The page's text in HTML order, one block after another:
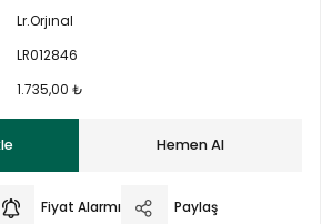
Lr.Orjınal
LR012846
1.735,00 ₺
Hemen Al
Fiyat Alarmı Paylaş